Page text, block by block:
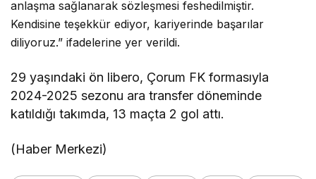
anlaşma sağlanarak sözleşmesi feshedilmiştir.
Kendisine teşekkür ediyor, kariyerinde başarılar
diliyoruz.” ifadelerine yer verildi.
29 yaşındaki ön libero, Çorum FK formasıyla
2024-2025 sezonu ara transfer döneminde
katıldığı takımda, 13 maçta 2 gol attı.
(Haber Merkezi)